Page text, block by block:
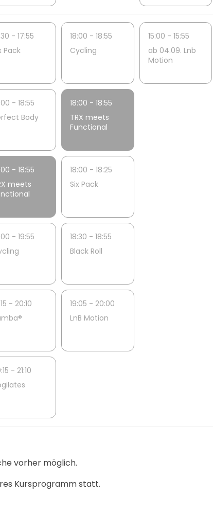
- 17:55
Pack
- 18:55
Body
- 18:55
meets
- 19:55
- 20:10
- 21:10
18:00 - 18:55
Cycling
18:00 - 18:55
TRX meets
Functional
18:00 - 18:25
Six Pack
18:30 - 18:55
Black Roll
19:05 - 20:00
LnB Motion
15:00 - 15:55
ab 04.09. Lnb
Motion
vorher möglich.
Kursprogramm statt.